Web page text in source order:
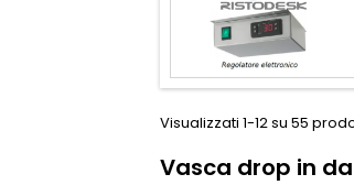
Visualizzati 1-12 su 55
Vasca drop in